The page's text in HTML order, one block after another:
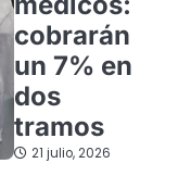
cobrarán
un 7% en
dos
tramos
21 julio, 2026